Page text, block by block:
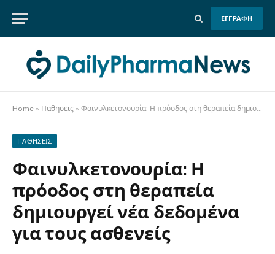
ΕΓΓΡΑΦΗ
Home » Παθησεις » Φαινυλκετονουρία: Η πρόοδος στη θεραπεία δημιουργεί νέα δεδομένα για τους ασθενείς
ΠΑΘΗΣΕΙΣ
Φαινυλκετονουρία: Η
πρόοδος στη θεραπεία
δημιουργεί νέα δεδομένα
για τους ασθενείς